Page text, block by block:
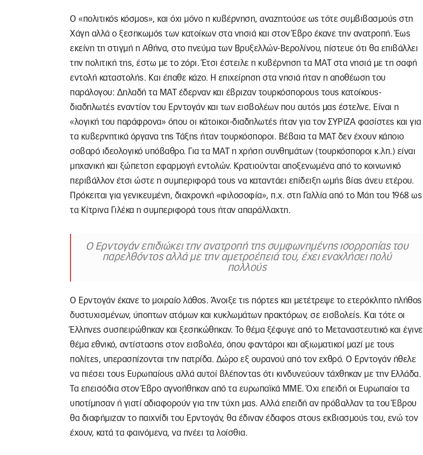
Ο «πολιτικός κόσμος», και όχι μόνο η κυβέρνηση, αναζητούσε ως τότε συμβιβασμούς στη
Χάγη αλλά ο ξεσηκωμός των κατοίκων στα νησιά και στον Έβρο έκανε την ανατροπή. Έως
εκείνη τη στιγμή η Αθήνα, στο πνεύμα των Βρυξελλών-Βερολίνου, πίστευε ότι θα επιβάλλει
την πολιτική της, έστω με το ζόρι. Έτσι έστειλε η κυβέρνηση τα ΜΑΤ στα νησιά με τη σαφή
εντολή καταστολής. Και έπαθε κάζο. Η επιχείρηση στα νησιά ήταν η αποθέωση του
παράλογου: Δηλαδή τα ΜΑΤ έδερναν και έβριζαν τουρκόσπορους τους κατοίκους-
διαδηλωτές εναντίον του Ερντογάν και των εισβολέων που αυτός μας έστελνε. Είναι η
«λογική του παράφρονα» όπου οι κάτοικοι-διαδηλωτές ήταν για τον ΣΥΡΙΖΑ φασίστες και για
τα κυβερνητικά όργανα της Τάξης ήταν τουρκόσποροι. Βέβαια τα ΜΑΤ δεν έχουν κάποιο
σοβαρό ιδεολογικό υπόβαθρο. Για τα ΜΑΤ η χρήση συνθημάτων (τουρκόσποροι κ.λπ.) είναι
μηχανική και ξώπετση εφαρμογή εντολών. Κρατιούνται αποξενωμένα από το κοινωνικό
περιβάλλον έτσι ώστε η συμπεριφορά τους να καταντάει επίδειξη ωμής βίας άνευ ετέρου.
Πρόκειται για γενικευμένη, διαχρονκή «φιλοσοφία», π.χ. στη Γαλλία από το Μάη του 1968 ως
τα Κίτρινα Γιλέκα η συμπεριφορά τους ήταν απαράλλαχτη.
Ο Ερντογάν επιδιώκει την ανατροπή της συμφωνημένης ισορροπίας του
παρελθόντος αλλά με την αμετροέπειά του, έχει ενοχλήσει πολύ
πολλούς
Ο Ερντογάν έκανε το μοιραίο λάθος. Άνοιξε τις πόρτες και μετέτρεψε το ετερόκλητο πλήθος
δυστυχισμένων, ύποπτων ατόμων και κυκλωμάτων πρακτόρων, σε εισβολείς. Και τότε οι
Έλληνες συσπειρώθηκαν και ξεσηκώθηκαν. Το θέμα ξέφυγε από το Μεταναστευτικό και έγινε
θέμα εθνικό, αντίστασης στον εισβολέα, όπου φαντάροι και αξιωματικοί μαζί με τους
πολίτες, υπερασπίζονται την πατρίδα. Δώρο εξ ουρανού από τον εχθρό. Ο Ερντογάν ήθελε
να πιέσει τους Ευρωπαίους αλλά αυτοί βλέποντας ότι κινδυνεύουν τάχθηκαν με την Ελλάδα.
Τα επεισόδια στον Έβρο αγνοήθηκαν από τα ευρωπαϊκά ΜΜΕ. Όχι επειδή οι Ευρωπαίοι τα
υποτίμησαν ή γιατί αδιαφορούν για την τύχη μας. Αλλά επειδή αν πρόβαλλαν τα του Έβρου
θα διαφήμιζαν το παιχνίδι του Ερντογάν, θα έδιναν έδαφος στους εκβιασμούς του, ενώ τον
έχουν, κατά τα φαινόμενα, να πνέει τα λοίσθια.